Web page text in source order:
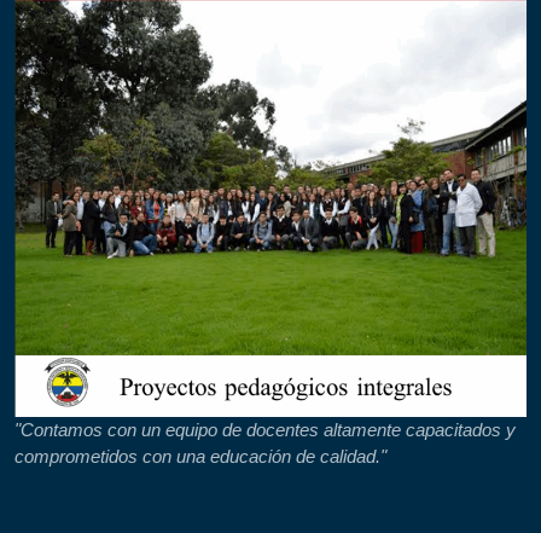
"Contamos con un equipo de docentes altamente capacitados y
comprometidos con una educación de calidad."